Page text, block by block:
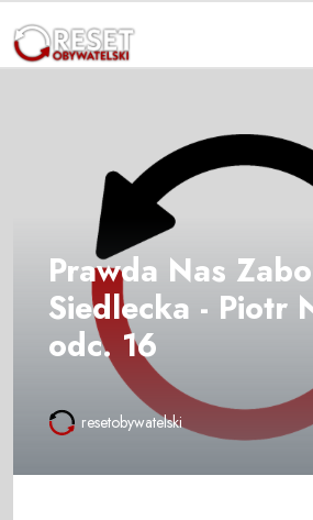
Prawda Nas
Siedlecka - Piotr
odc. 16
resetobywatelski